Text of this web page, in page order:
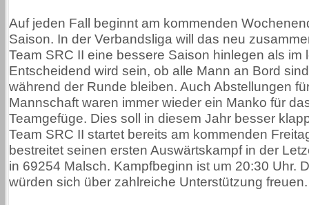
Auf jeden Fall beginnt am kommenden
Saison. In der Verbandsliga will das neu
Team SRC II eine bessere Saison hinlegen als im
Entscheidend wird sein, ob alle Mann an Bord
während der Runde bleiben. Auch Abstellungen
Mannschaft waren immer wieder ein Manko für
Teamgefüge. Dies soll in diesem Jahr besser
Team SRC II startet bereits am kommenden
bestreitet seinen ersten Auswärtskampf in der
in 69254 Malsch. Kampfbeginn ist um 20:30 Uhr.
würden sich über zahlreiche Unterstützung freuen.